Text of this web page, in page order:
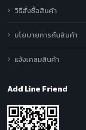
วิธีสั่งซื้อสินค้า
นโยบายการคืนสินค้า
แจ้งเคลมสินค้า
Add Line Friend